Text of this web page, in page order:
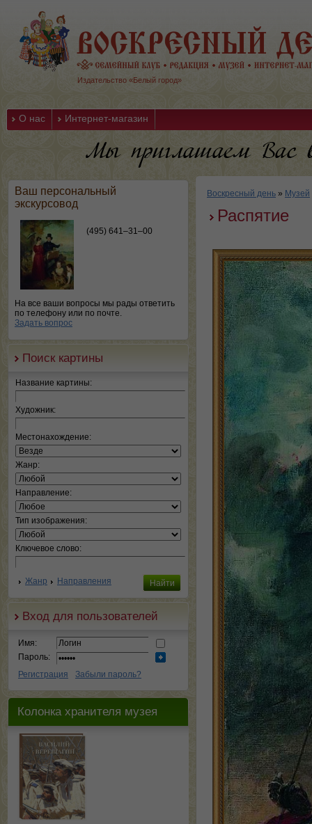
Издательство «Белый город»
О нас Интернет-магазин
Ваш персональный
экскурсовод
(495) 641–31–00
На все ваши вопросы мы рады ответить
по телефону или по почте.
Задать вопрос
Поиск картины
Название картины:
Художник:
Местонахождение:
Жанр:
Направление:
Тип изображения:
Ключевое слово:
Жанр Направления
Вход для пользователей
Имя:
Пароль:
Регистрация
Забыли пароль?
Колонка хранителя музея
Воскресный день » Музей
Распятие